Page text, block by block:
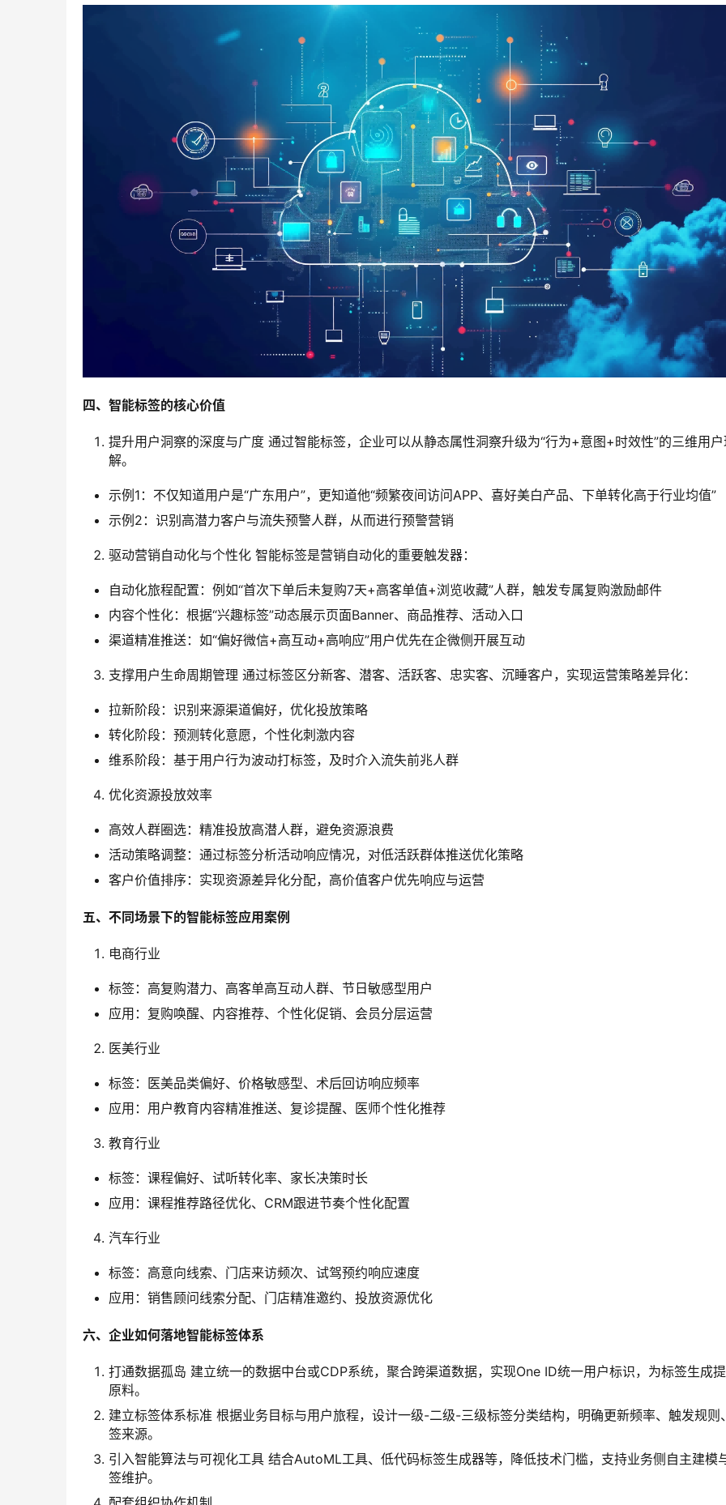
四、智能标签的核心价值
提升用户洞察的深度与广度 通过智能标签，企业可以从静态属性洞察升级为“行为+意图+时效性”的三维用
解。
示例1：不仅知道用户是“广东用户”，更知道他“频繁夜间访问APP、喜好美白产品、下单转化高于行业均值”
示例2：识别高潜力客户与流失预警人群，从而进行预警营销
驱动营销自动化与个性化 智能标签是营销自动化的重要触发器：
自动化旅程配置：例如“首次下单后未复购7天+高客单值+浏览收藏”人群，触发专属复购激励邮件
内容个性化：根据“兴趣标签”动态展示页面Banner、商品推荐、活动入口
渠道精准推送：如“偏好微信+高互动+高响应”用户优先在企微侧开展互动
支撑用户生命周期管理 通过标签区分新客、潜客、活跃客、忠实客、沉睡客户，实现运营策略差异化：
拉新阶段：识别来源渠道偏好，优化投放策略
转化阶段：预测转化意愿，个性化刺激内容
维系阶段：基于用户行为波动打标签，及时介入流失前兆人群
优化资源投放效率
高效人群圈选：精准投放高潜人群，避免资源浪费
活动策略调整：通过标签分析活动响应情况，对低活跃群体推送优化策略
客户价值排序：实现资源差异化分配，高价值客户优先响应与运营
五、不同场景下的智能标签应用案例
电商行业
标签：高复购潜力、高客单高互动人群、节日敏感型用户
应用：复购唤醒、内容推荐、个性化促销、会员分层运营
医美行业
标签：医美品类偏好、价格敏感型、术后回访响应频率
应用：用户教育内容精准推送、复诊提醒、医师个性化推荐
教育行业
标签：课程偏好、试听转化率、家长决策时长
应用：课程推荐路径优化、CRM跟进节奏个性化配置
汽车行业
标签：高意向线索、门店来访频次、试驾预约响应速度
应用：销售顾问线索分配、门店精准邀约、投放资源优化
六、企业如何落地智能标签体系
打通数据孤岛 建立统一的数据中台或CDP系统，聚合跨渠道数据，实现One ID统一用户标识，为标签生成
原料。
建立标签体系标准 根据业务目标与用户旅程，设计一级-二级-三级标签分类结构，明确更新频率、触发规则
签来源。
引入智能算法与可视化工具 结合AutoML工具、低代码标签生成器等，降低技术门槛，支持业务侧自主建模
签维护。